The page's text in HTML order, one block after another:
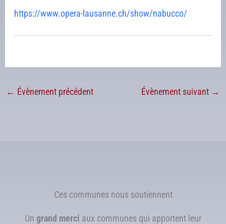
https://www.opera-lausanne.ch/show/nabucco/
← Évènement précédent Évènement suivant →
Ces communes nous soutiennent
Un grand merci aux communes qui apportent leur